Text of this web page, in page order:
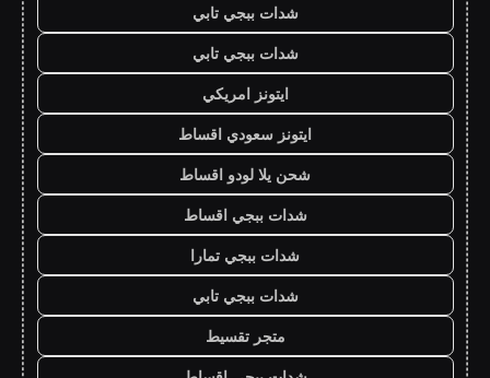
شدات ببجي تابي
شدات ببجي تابي
ايتونز امريكي
ايتونز سعودي اقساط
شحن يلا لودو اقساط
شدات ببجي اقساط
شدات ببجي تمارا
شدات ببجي تابي
متجر تقسيط